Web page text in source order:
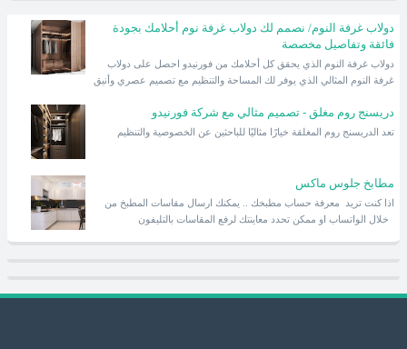
دولاب غرفة النوم/ نصمم لك دولاب غرفة نوم أحلامك بجودة
فائقة وتفاصيل مخصصة
غرفة النوم المثالي الذي يوفر لك المساحة والتنظيم مع تصميم عصري وأنيق
دريسنج روم مغلق - تصميم مثالي مع شركة فورنيدو
تعد الدريسنج روم المغلقة خيارًا مثاليًا للباحثين عن الخصوصية والتنظيم
مطابخ جلوس ماكس
اذا كنت تريد معرفة حساب مطبخك .. يمكنك ارسال مقاسات المطبخ من